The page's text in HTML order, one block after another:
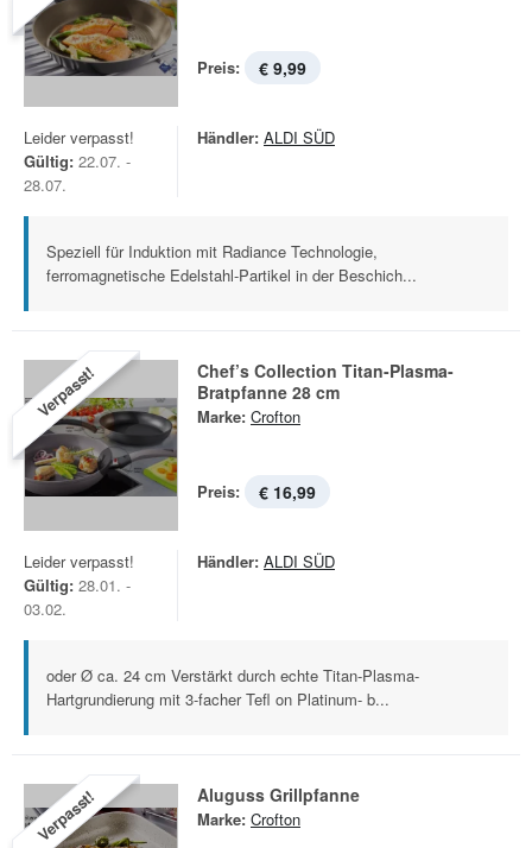
Preis: € 9,99
Leider verpasst!
Gültig: 22.07. -
28.07.
Händler: ALDI SÜD
Speziell für Induktion mit Radiance Technologie,
ferromagnetische Edelstahl-Partikel in der Beschich...
Verpasst!
Chef’s Collection Titan-Plasma-
Bratpfanne 28 cm
Marke: Crofton
Preis: € 16,99
Leider verpasst!
Gültig: 28.01. -
03.02.
Händler: ALDI SÜD
oder Ø ca. 24 cm Verstärkt durch echte Titan-Plasma-
Hartgrundierung mit 3-facher Tefl on Platinum- b...
Verpasst! Aluguss Grillpfanne
Marke: Crofton